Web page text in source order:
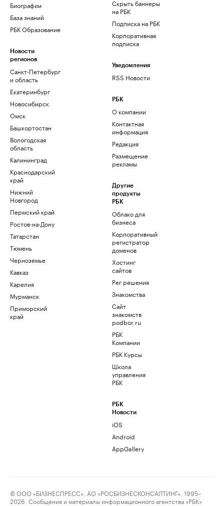
Биографии
База знаний
РБК Образование
Новости
регионов
Санкт-Петербург
и область
Екатеринбург
Новосибирск
Омск
Башкортостан
Вологодская
область
Калининград
Краснодарский
край
Нижний
Новгород
Пермский край
Ростов-на-Дону
Татарстан
Тюмень
Черноземье
Кавказ
Карелия
Мурманск
Приморский
край
Скрыть баннеры
на РБК
Подписка на РБК
Корпоративная
подписка
Уведомления
RSS Новости
РБК
О компании
Контактная
информация
Редакция
Размещение
рекламы
Другие
продукты
РБК
Облако для
бизнеса
Корпоративный
регистратор
доменов
Хостинг
сайтов
Рег.решения
Знакомства
Сайт
знакомств
podbor.ru
РБК
Компании
РБК Курсы
Школа
управления
РБК
РБК
Новости
iOS
Android
AppGallery
© ООО «БИЗНЕСПРЕСС», АО «РОСБИЗНЕСКОНСАЛТИНГ», 1995–
2026. Сообщения и материалы информационного агентства «РБК»